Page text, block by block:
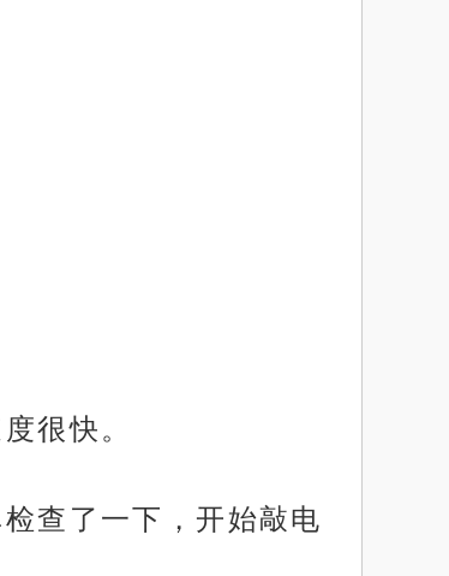
很快。
查了一下，开始敲电